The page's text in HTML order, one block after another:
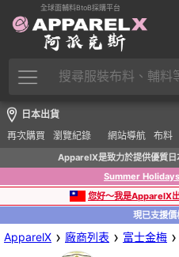
全球面輔料BtoB採購平台
日本出貨
再次購買
瀏覽紀錄 網站導航 布料
ApparelX是致力於提供優質日
Summer
您好～我是ApparelX
現已支援價
ApparelX › 廠商列表 › 富士金梅 ›